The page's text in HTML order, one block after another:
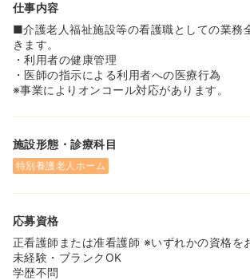
◆介護ソフトへの入力など、IT操作に不安
基礎から丁寧に指導を受けることができま
◆唐津市内に複数の施設を展開する大規模
受け入れ態勢があり、安心して再スタート
《利用者様一人ひとりの健康を支え、地域
◆特別養護老人ホーム等の施設にて、利用
◆病院とは異なり、利用者様の生活に寄り
期的な視点で健康をサポートできるのが介
醐味です。
◆唐津市内に根ざした6つの施設と37の事
《採用当日から付与される有給休暇など、
く整っています》
◆年次有給休暇は採用月より付与されるた
仕事内容
■介護老人福祉施設等の看護職としての業務
きます。
・利用者の健康管理
・医師の指示による利用者への医療行為
※事業によりオンコール対応があります。
施設形態・診療科目
特別養護老人ホーム
応募資格
正看護師または准看護師 ※いずれかの資格を
未経験・ブランクOK
学歴不問